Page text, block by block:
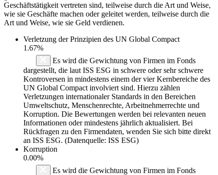
Geschäftstätigkeit vertreten sind, teilweise durch die Art und Weise,
wie sie Geschäfte machen oder geleitet werden, teilweise durch die
Art und Weise, wie sie Geld verdienen.
Verletzung der Prinzipien des UN Global Compact
1.67%
Es wird die Gewichtung von Firmen im Fonds
dargestellt, die laut ISS ESG in schwere oder sehr schwere
Kontroversen in mindestens einem der vier Kernbereiche des
UN Global Compact involviert sind. Hierzu zählen
Verletzungen internationaler Standards in den Bereichen
Umweltschutz, Menschenrechte, Arbeitnehmerrechte und
Korruption. Die Bewertungen werden bei relevanten neuen
Informationen oder mindestens jährlich aktualisiert. Bei
Rückfragen zu den Firmendaten, wenden Sie sich bitte direkt
an ISS ESG. (Datenquelle: ISS ESG)
Korruption
0.00%
Es wird die Gewichtung von Firmen im Fonds